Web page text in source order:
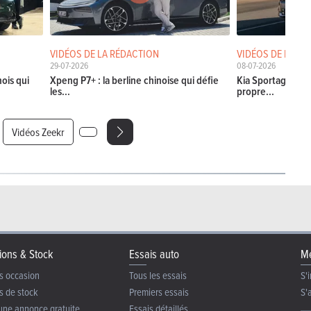
qui
VIDÉOS DE LA RÉDACTION
29-07-2026
Xpeng P7+ : la berline chinoise qui défie
les...
VIDÉOS DE LA
08-07-2026
Kia Sportage
propre...
Vidéos Zeekr
& Stock
occasion
de stock
Essais auto
Tous les essais
Premiers essais